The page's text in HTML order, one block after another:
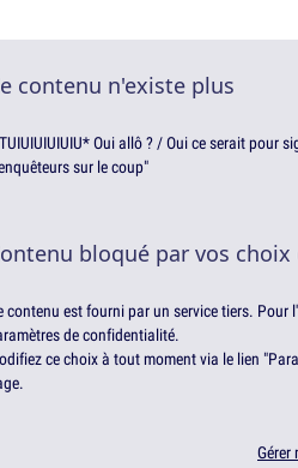
contenu n'existe plus
Oui allô ? / Oui ce serait pour
sur le coup"
bloqué par vos choix
contenu est fourni par un service tiers. Pour
de confidentialité.
ce choix à tout moment via le lien
Gérer